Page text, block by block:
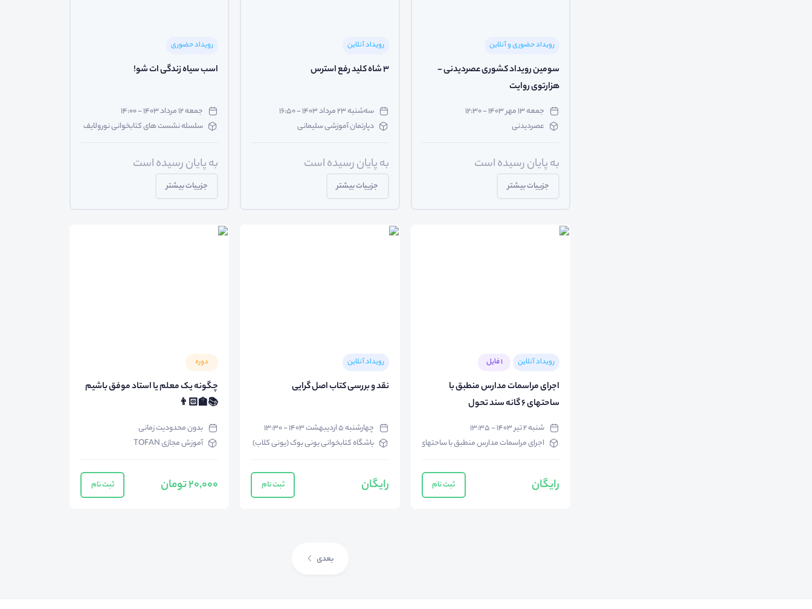
رویداد حضوری و آنلاین
سومین رویداد کشوری عصردیدنی -
هزارتوی روایت
جمعه ۱۳ مهر ۱۴۰۳ - ۱۲:۳۰
عصردیدنی
به پایان رسیده است
جزییات بیشتر
رویداد آنلاین
3 شاه کلید رفع استرس
سه‌شنبه ۲۳ مرداد ۱۴۰۳ - ۱۶:۵۰
دپارتمان آموزشی سلیمانی
به پایان رسیده است
جزییات بیشتر
رویداد حضوری
اسب سیاه زندگی ات شو!
جمعه ۱۲ مرداد ۱۴۰۳ - ۱۴:۰۰
سلسله نشست های کتابخوانی نورولایف
به پایان رسیده است
جزییات بیشتر
رویداد آنلاین 1 فایل
اجرای مراسمات مدارس منطبق با
ساحتهای ۶ گانه سند تحول
شنبه ۲ تیر ۱۴۰۳ - ۱۳:۳۵
اجرای مراسمات مدارس منطبق با ساحتهای ۶ گانه سند تحول
رایگان ثبت نام
رویداد آنلاین
نقد و بررسی کتاب اصل گرایی
چهارشنبه ۵ اردیبهشت ۱۴۰۳ - ۱۳:۳۰
باشگاه کتابخوانی یونی بوک (یونی کلاب)
رایگان ثبت نام
دوره
چگونه یک معلم یا استاد موفق باشیم
📚👨🏻‍🏫
بدون محدودیت زمانی
آموزش مجازی TOFAN
20,000 تومان ثبت نام
بعدی